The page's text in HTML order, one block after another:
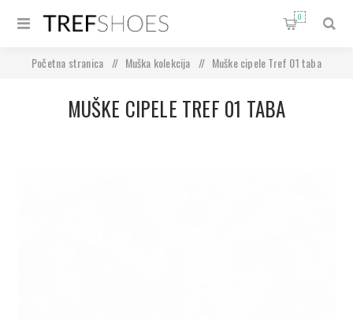
0
Početna stranica / Muška kolekcija / Muške cipele Tref 01 taba
MUŠKE CIPELE TREF 01 TABA